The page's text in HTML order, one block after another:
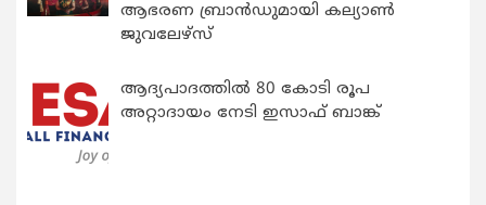
ആഭരണ ബ്രാന്‍ഡുമായി കല്യാണ്‍
ജുവലേഴ്‌സ്
ആദ്യപാദത്തിൽ 80 കോടി രൂപ
അറ്റാദായം നേടി ഇസാഫ് ബാങ്ക്